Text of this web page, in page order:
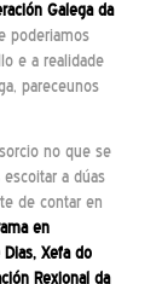
Galega da
poderiamos
e a realidade
pareceunos
no que se
a dúas
de contar en
en
Xefa do
Rexional da